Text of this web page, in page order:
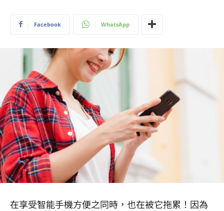
Facebook WhatsApp
在享受智能手機方便之同時，也在被它拖累！因為